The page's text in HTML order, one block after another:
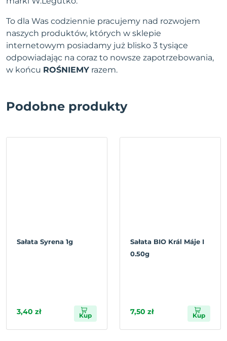
To dla Was codziennie pracujemy nad rozwojem
naszych produktów, których w sklepie
internetowym posiadamy już blisko 3 tysiące
odpowiadając na coraz to nowsze zapotrzebowania,
w końcu ROŚNIEMY razem.
Podobne produkty
Sałata Syrena 1g
3,40 zł Kup
Sałata BIO Král Máje I
0.50g
7,50 zł Kup